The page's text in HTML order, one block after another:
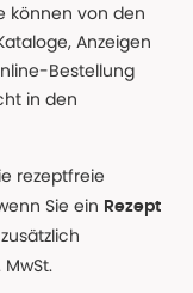
können von den
Anzeigen
Bestellung
in den
rezeptfreie
Sie ein Rezept